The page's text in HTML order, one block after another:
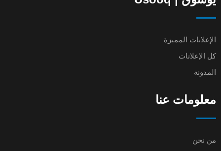
الإعلانات المميزة
كل الإعلانات
المدونة
معلومات عنا
من نحن